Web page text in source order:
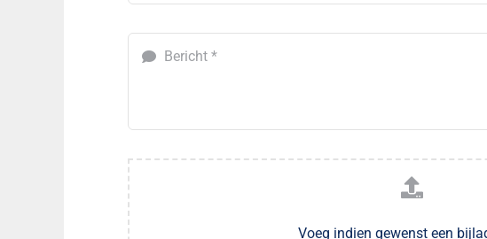
Voeg indien gewenst een